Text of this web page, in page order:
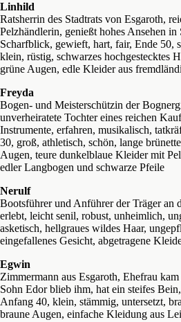
Linhild
Ratsherrin des Stadtrats von Esgaroth,
Pelzhändlerin, genießt hohes Ansehen
Scharfblick, gewieft, hart, fair, Ende 50,
klein, rüstig, schwarzes hochgestecktes
grüne Augen, edle Kleider aus
Freyda
Bogen- und Meisterschützin der
unverheiratete Tochter eines reichen
Instrumente, erfahren, musikalisch,
30, groß, athletisch, schön, lange
Augen, teure dunkelblaue Kleider mit
edler Langbogen und schwarze Pfeile
Nerulf
Bootsführer und Anführer der Träger an
erlebt, leicht senil, robust, unheimlich,
asketisch, hellgraues wildes Haar,
eingefallenes Gesicht, abgetragene
Egwin
Zimmermann aus Esgaroth, Ehefrau
Sohn Edor blieb ihm, hat ein steifes
Anfang 40, klein, stämmig, untersetzt,
braune Augen, einfache Kleidung aus